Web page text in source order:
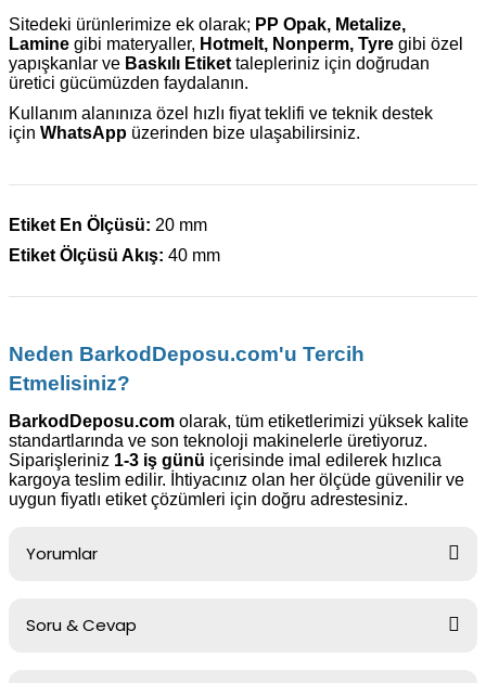
Sitedeki ürünlerimize ek olarak; PP Opak, Metalize,
Lamine gibi materyaller, Hotmelt, Nonperm, Tyre gibi özel
yapışkanlar ve Baskılı Etiket talepleriniz için doğrudan
üretici gücümüzden faydalanın.
Kullanım alanınıza özel hızlı fiyat teklifi ve teknik destek
için WhatsApp üzerinden bize ulaşabilirsiniz.
Etiket En Ölçüsü: 20 mm
Etiket Ölçüsü Akış: 40 mm
Neden BarkodDeposu.com'u Tercih
Etmelisiniz?
BarkodDeposu.com olarak, tüm etiketlerimizi yüksek kalite
standartlarında ve son teknoloji makinelerle üretiyoruz.
Siparişleriniz 1-3 iş günü içerisinde imal edilerek hızlıca
kargoya teslim edilir. İhtiyacınız olan her ölçüde güvenilir ve
uygun fiyatlı etiket çözümleri için doğru adrestesiniz.
Yorumlar
Soru & Cevap